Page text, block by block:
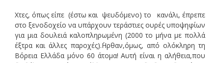
Χτες, όπως είπε (έστω και ψευδόμενο) το κανάλι, έπρεπε
στο ξενοδοχείο να υπάρχουν τεράστιες ουρές υποψηφίων
για μια δουλειά καλοπληρωμένη (2000 το μήνα με πολλά
έξτρα και άλλες παροχές).΄Ηρθαν,όμως, από ολόκληρη τη
Βόρεια Ελλάδα μόνο 60 άτομα! Αυτή είναι η αλήθεια,που